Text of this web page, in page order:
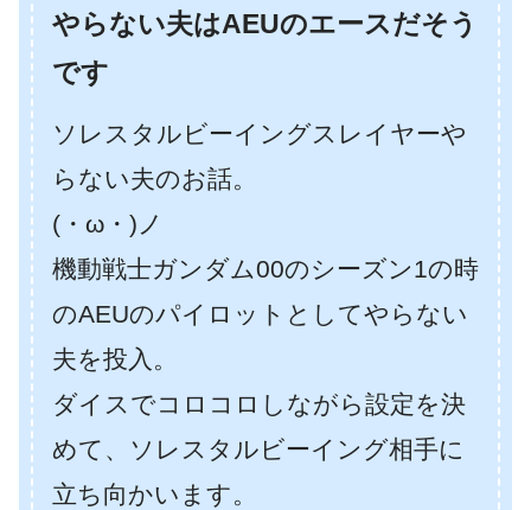
やらない夫はAEUのエースだそう
です
ソレスタルビーイングスレイヤーや
らない夫のお話。
(・ω・)ノ
機動戦士ガンダム00のシーズン1の時
のAEUのパイロットとしてやらない
夫を投入。
ダイスでコロコロしながら設定を決
めて、ソレスタルビーイング相手に
立ち向かいます。